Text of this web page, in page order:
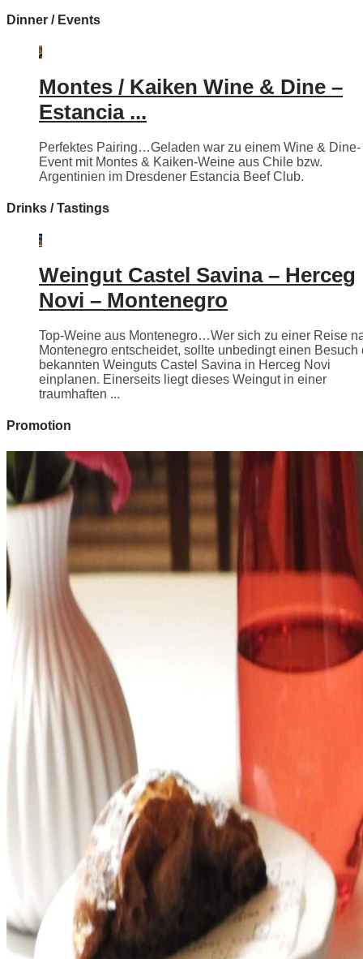
Dinner / Events
Montes / Kaiken Wine & Dine –
Estancia ...
Perfektes Pairing…Geladen war zu einem Wine & Dine-
Event mit Montes & Kaiken-Weine aus Chile bzw.
Argentinien im Dresdener Estancia Beef Club.
Drinks / Tastings
Weingut Castel Savina – Herceg
Novi – Montenegro
Top-Weine aus Montenegro…Wer sich zu einer Reise
Montenegro entscheidet, sollte unbedingt einen Besuch
bekannten Weinguts Castel Savina in Herceg Novi
einplanen. Einerseits liegt dieses Weingut in einer
traumhaften ...
Promotion